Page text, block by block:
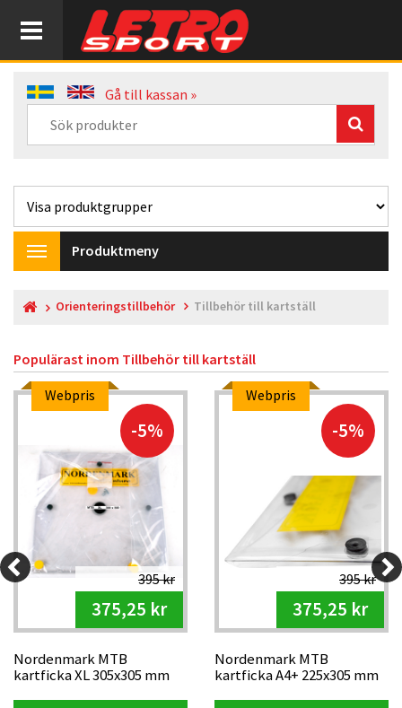
Gå till kassan »
Toggle
navigation
Produktmeny
Orienteringstillbehör Tillbehör till kartställ
Populärast inom Tillbehör till kartställ
Webpris
-5%
395 kr
375,25 kr
Nordenmark MTB
kartficka XL 305x305 mm
Webpris
-5%
395 kr
375,25 kr
Nordenmark MTB
kartficka A4+ 225x305 mm